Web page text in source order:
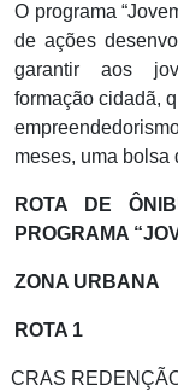
O programa
de ações
garantir aos
formação cidadã,
meses, uma bolsa
ROTA DE
PROGRAMA
ZONA URBANA
ROTA 1
CRAS